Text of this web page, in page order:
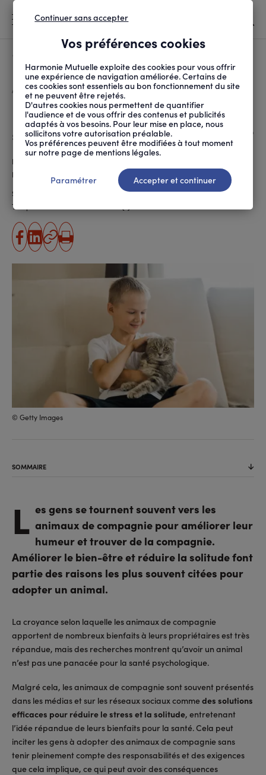
D'ARIANE
ACCUEIL SOCIÉTÉ AU QUOTIDIEN LES ANIMAUX DE COMPA...
Les animaux de compagnie
sont-ils des gages de bonheur ?
Publié le
Rédigé par
Catherine Amiot
Source
Temps de lecture estimé
partager
sur
facebook
partager
sur
linkedin
Copier
l'URL
Imprimer
© Getty Images
SOMMAIRE
L es gens se tournent souvent vers les
animaux de compagnie pour améliorer leur
humeur et trouver de la compagnie.
Améliorer le bien-être et réduire la solitude font
partie des raisons les plus souvent citées pour
adopter un animal.
La croyance selon laquelle les animaux de compagnie
apportent de nombreux bienfaits à leurs propriétaires est très
répandue, mais des recherches montrent qu’avoir un animal
n’est pas une panacée pour la santé psychologique.
Malgré cela, les animaux de compagnie sont souvent présentés
dans les médias et sur les réseaux sociaux commedes solutions
efficaces pour réduire le stress et la solitude, entretenant
l’idée répandue de leurs bienfaits pour la santé. Cela peut
inciter les gens à adopter des animaux de compagnie sans
tenir pleinement compte des responsabilités et des exigences
que cela implique, ce qui peut avoir des conséquences
Vos préférences cookies
Harmonie Mutuelle exploite des cookies pour vous offrir
une expérience de navigation améliorée. Certains de
ces cookies sont essentiels au bon fonctionnement du site
et ne peuvent être rejetés.
D'autres cookies nous permettent de quantifier
l'audience et de vous offrir des contenus et publicités
adaptés à vos besoins. Pour leur mise en place, nous
sollicitons votre autorisation préalable.
Vos préférences peuvent être modifiées à tout moment
sur notre page de mentions légales.
Continuer sans accepter
Paramétrer Accepter et continuer